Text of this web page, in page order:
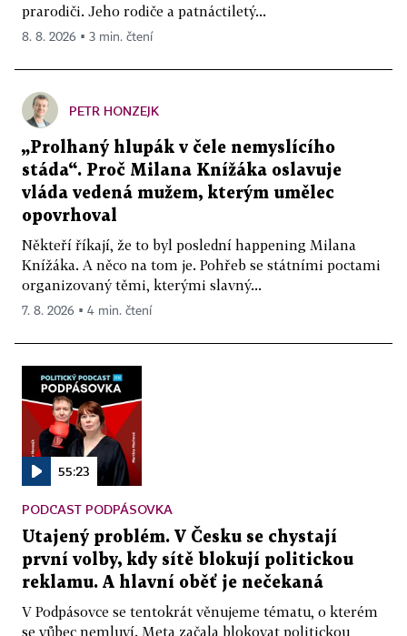
prarodiči. Jeho rodiče a patnáctiletý...
8. 8. 2026 ▪ 3 min. čtení
PETR HONZEJK
„Prolhaný hlupák v čele nemyslícího
stáda“. Proč Milana Knížáka oslavuje
vláda vedená mužem, kterým umělec
opovrhoval
Někteří říkají, že to byl poslední happening Milana
Knížáka. A něco na tom je. Pohřeb se státními poctami
organizovaný těmi, kterými slavný...
7. 8. 2026 ▪ 4 min. čtení
55:23
PODCAST PODPÁSOVKA
Utajený problém. V Česku se chystají
první volby, kdy sítě blokují politickou
reklamu. A hlavní oběť je nečekaná
V Podpásovce se tentokrát věnujeme tématu, o kterém
se vůbec nemluví. Meta začala blokovat politickou